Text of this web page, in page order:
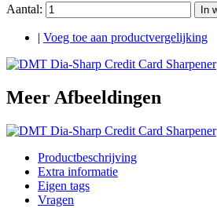
Aantal: In
Voeg toe aan productvergelijking
Meer Afbeeldingen
Productbeschrijving
Extra informatie
Eigen tags
Vragen